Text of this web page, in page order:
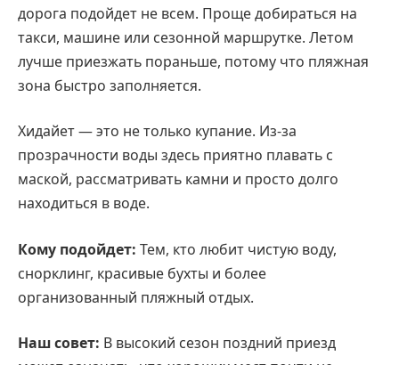
дорога подойдет не всем. Проще добираться на
такси, машине или сезонной маршрутке. Летом
лучше приезжать пораньше, потому что пляжная
зона быстро заполняется.
Хидайет — это не только купание. Из-за
прозрачности воды здесь приятно плавать с
маской, рассматривать камни и просто долго
находиться в воде.
Кому подойдет: Тем, кто любит чистую воду,
снорклинг, красивые бухты и более
организованный пляжный отдых.
Наш совет: В высокий сезон поздний приезд